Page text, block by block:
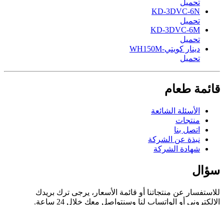
تحميل
KD-3DVC-6N
تحميل
KD-3DVC-6M
تحميل
دينار كويتي-WH150M
تحميل
قائمة طعام
الأسئلة الشائعة
منتجات
اتصل بنا
نبذة عن الشركة
شهادة الشركة
سؤال
للاستفسار عن منتجاتنا أو قائمة الأسعار، يرجى ترك بريدك
الإلكتروني أو الواتساب لنا وسنتواصل معك خلال 24 ساعة.